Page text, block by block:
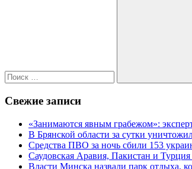
Свежие записи
«Занимаются явным грабежом»:
В Брянской области за сутки
Средства ПВО за ночь сбили 153
Саудовская Аравия, Пакистан и
Власти Минска назвали парк отдыха,